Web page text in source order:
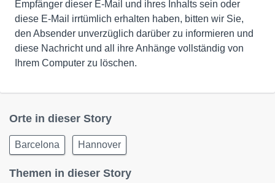
Empfänger dieser E-Mail und ihres Inhalts sein oder
diese E-Mail irrtümlich erhalten haben, bitten wir Sie,
den Absender unverzüglich darüber zu informieren und
diese Nachricht und all ihre Anhänge vollständig von
Ihrem Computer zu löschen.
Orte in dieser Story
Barcelona Hannover
Themen in dieser Story